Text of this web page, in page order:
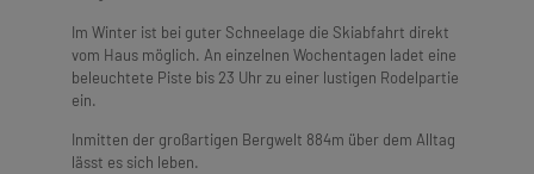
Im Winter ist bei guter Schneelage die Skiabfahrt direkt
vom Haus möglich. An einzelnen Wochentagen ladet eine
beleuchtete Piste bis 23 Uhr zu einer lustigen Rodelpartie
ein.
Inmitten der großartigen Bergwelt 884m über dem Alltag
lässt es sich leben.